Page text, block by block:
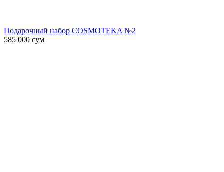
Подарочный набор COSMOTEKA №2
585 000 сум